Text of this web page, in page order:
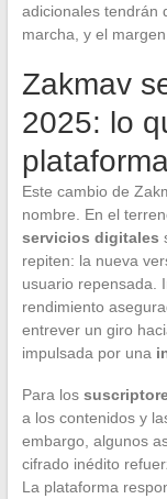
adicionales tendrán
marcha, y el
Zakmav
2025: lo
Este cambio de
nombre. En el
servicios digitales
repiten: la nueva
usuario repensada.
rendimiento
entrever un giro
impulsada por una
Para los
a los contenidos y
embargo, algunos
cifrado inédito
La plataforma